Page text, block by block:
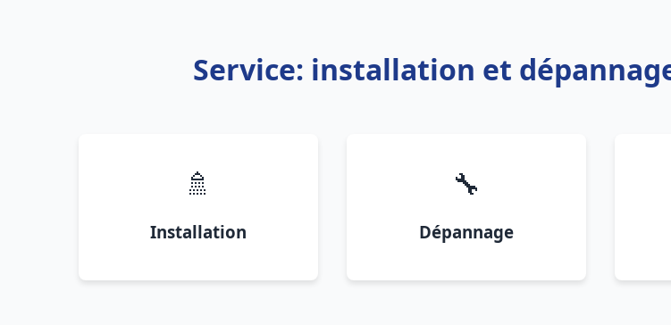
Service: installation et
🚿
Installation
🔧
Dépannage